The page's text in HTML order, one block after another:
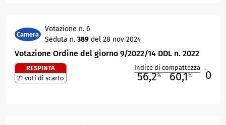
Camera
Votazione n. 6
Seduta n. 389 del 28 nov 2024
Votazione Ordine del giorno 9/2022/14 DDL n. 2022
RESPINTA
21 voti di scarto
Indice di compattezza
56,2% 60,1% 0